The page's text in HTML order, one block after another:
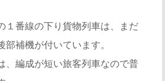
１番線の下り貨物列車は、まだ
補機が付いています。
、編成が短い旅客列車なので普